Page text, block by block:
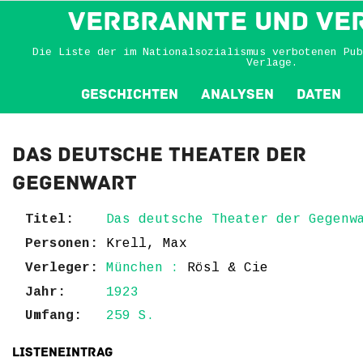
VERBRANNTE und
Die Liste der im Nationalsozialismus verbotenen
Verlage.
Geschichten Analysen Daten
Das deutsche Theater der
Gegenwart
Titel:
Das deutsche Theater der
Personen:
Krell, Max
Verleger:
München : Rösl & Cie
Jahr:
1923
Umfang:
259 S.
Listeneintrag